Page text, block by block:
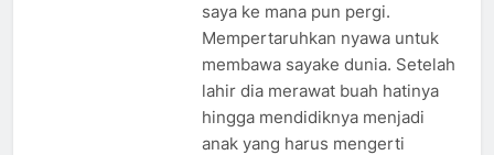
saya ke mana pun pergi.
Mempertaruhkan nyawa untuk
membawa sayake dunia. Setelah
lahir dia merawat buah hatinya
hingga mendidiknya menjadi
anak yang harus mengerti